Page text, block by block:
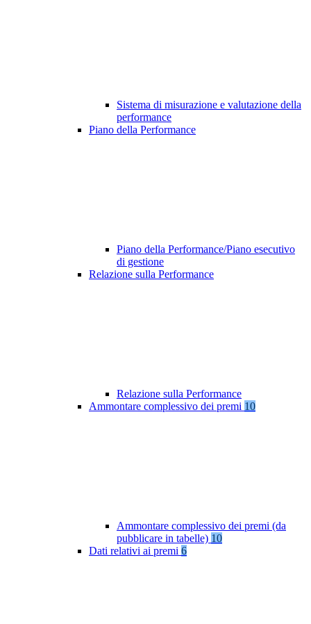
Sistema di misurazione e valutazione della
performance
Piano della Performance
Piano della Performance/Piano esecutivo
di gestione
Relazione sulla Performance
Relazione sulla Performance
Ammontare complessivo dei premi 10
Ammontare complessivo dei premi (da
pubblicare in tabelle) 10
Dati relativi ai premi 6